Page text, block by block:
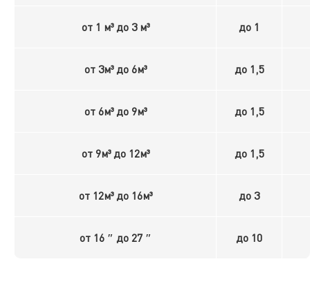
от 1 м³ до 3 м³ до 1
от 3м³ до 6м³ до 1,5
от 6м³ до 9м³ до 1,5
от 9м³ до 12м³ до 1,5
от 12м³ до 16м³ до 3
от 16 ″ до 27 ″ до 10